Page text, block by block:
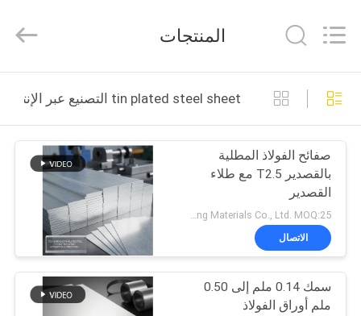
بيت
منتجات
أشرطة
فيديو
معلومات
PACKAGING
MATERIALS
Rights
المنتجات
tin plated steel sheet التصنيع عبر الإنترنت
صفائح الفولاذ المطلية
بالقصدير T2.5 مع طلاء
القصدير
Zhejiang Quanjiang Metal Packaging Materials Co., Ltd. MOQ:25 طن
الاتصال
سمك 0.14 ملم إلى 0.50
ملم أوراق الفولاذ